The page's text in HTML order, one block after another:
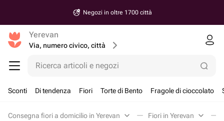
Negozi in oltre 1700 città
Yerevan
Via, numero civico, città
Ricerca articoli e negozi
Sconti Di tendenza Fiori Torte di Bento Fragole di cioccolato
Consegna fiori a domicilio in Yerevan Fiori in Yerevan